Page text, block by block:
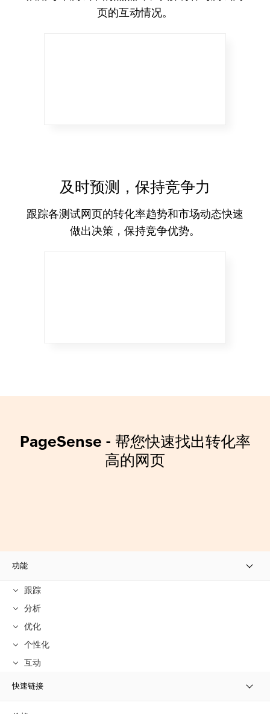
页的互动情况。
及时预测，保持竞争力
跟踪各测试网页的转化率趋势和市场动态快速
做出决策，保持竞争优势。
PageSense - 帮您快速找出转化率
高的网页
功能
跟踪
分析
优化
个性化
互动
快速链接